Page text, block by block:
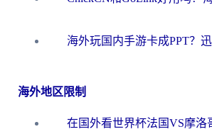
海外地区限制